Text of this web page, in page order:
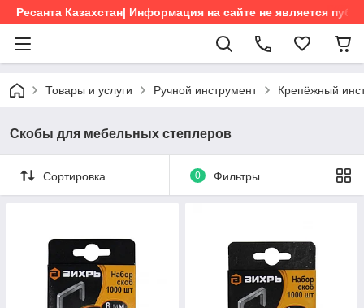
Ресанта Казахстан| Информация на сайте не является
Товары и услуги Ручной инструмент Крепёжный
Скобы для мебельных степлеров
Сортировка 0 Фильтры